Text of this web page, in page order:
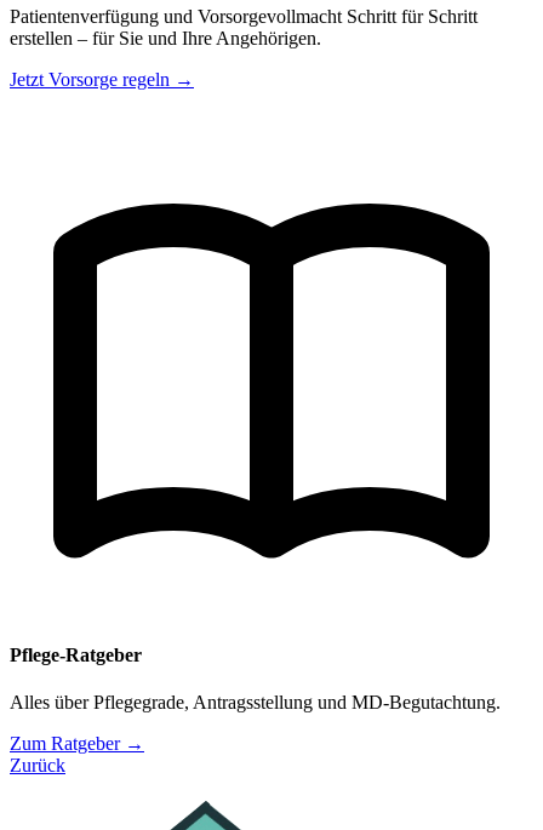
Patientenverfügung und Vorsorgevollmacht Schritt für Schritt
erstellen – für Sie und Ihre Angehörigen.
Jetzt Vorsorge regeln →
Pflege-Ratgeber
Alles über Pflegegrade, Antragsstellung und MD-Begutachtung.
Zum Ratgeber →
Zurück